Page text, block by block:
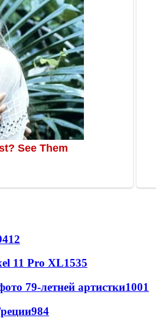
11 Pro XL1535
79-летней артистки1001
984